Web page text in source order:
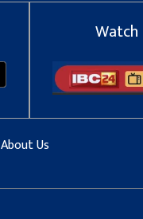
Watch
About Us